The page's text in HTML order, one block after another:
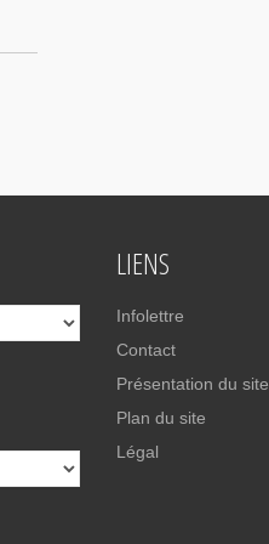
LIENS
Infolettre
Contact
Présentation du site
Plan du site
Légal